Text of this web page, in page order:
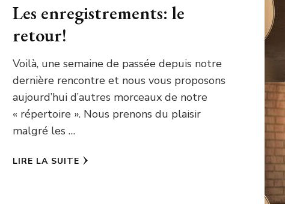
Les enregistrements: le
retour!
Voilà, une semaine de passée depuis notre
dernière rencontre et nous vous proposons
aujourd’hui d’autres morceaux de notre
« répertoire ». Nous prenons du plaisir
malgré les …
LIRE LA SUITE